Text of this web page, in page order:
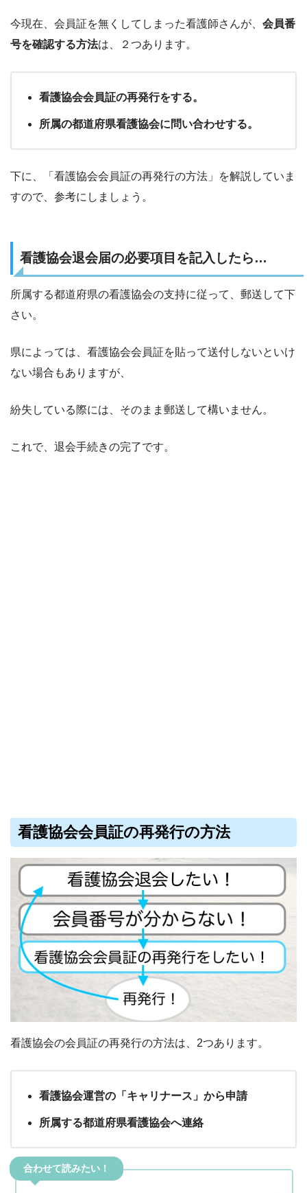
今現在、会員証を無くしてしまった看護師さんが、 会員番
号を確認する方法は、２つあります。
看護協会会員証の再発行をする。
所属の都道府県看護協会に問い合わせする。
下に、「看護協会会員証の再発行の方法」を解説していま
すので、参考にしましょう。
看護協会退会届の必要項目を記入したら…
所属する都道府県の看護協会の支持に従って、郵送して下
さい。
県によっては、看護協会会員証を貼って送付しないといけ
ない場合もありますが、
紛失している際には、そのまま郵送して構いません。
これで、退会手続きの完了です。
看護協会会員証の再発行の方法
看護協会の会員証の再発行の方法は、2つあります。
看護協会運営の「キャリナース」から申請
所属する都道府県看護協会へ連絡
合わせて読みたい！